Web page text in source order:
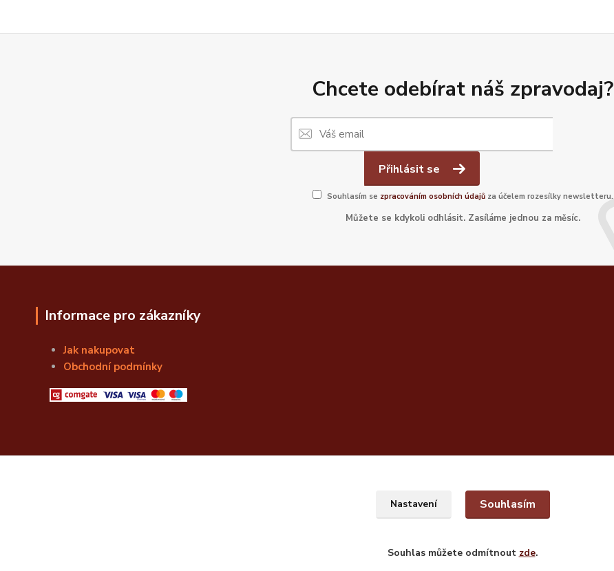
Chcete odebírat náš zpravodaj?
Přihlásit se
Souhlasím se zpracováním osobních údajůza účelem rozesílky newsletteru.
Můžete se kdykoli odhlásit. Zasíláme jednou za měsíc.
Informace pro zákazníky
Jak nakupovat
Obchodní podmínky
Nastavení Souhlasím
Souhlas můžete odmítnout zde.